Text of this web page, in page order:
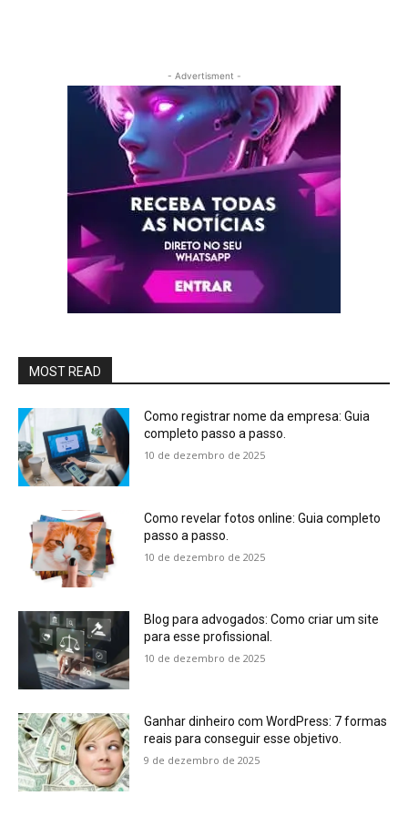
- Advertisment -
MOST READ
Como registrar nome da empresa: Guia
completo passo a passo.
10 de dezembro de 2025
Como revelar fotos online: Guia completo
passo a passo.
10 de dezembro de 2025
Blog para advogados: Como criar um site
para esse profissional.
10 de dezembro de 2025
Ganhar dinheiro com WordPress: 7 formas
reais para conseguir esse objetivo.
9 de dezembro de 2025